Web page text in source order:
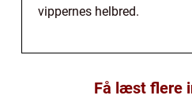
vippernes helbred.
Få læst flere